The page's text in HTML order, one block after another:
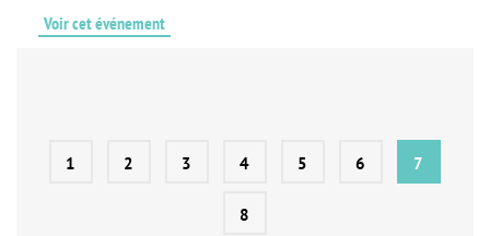
Voir cet événement
1 2 3 4 5 6 7
8